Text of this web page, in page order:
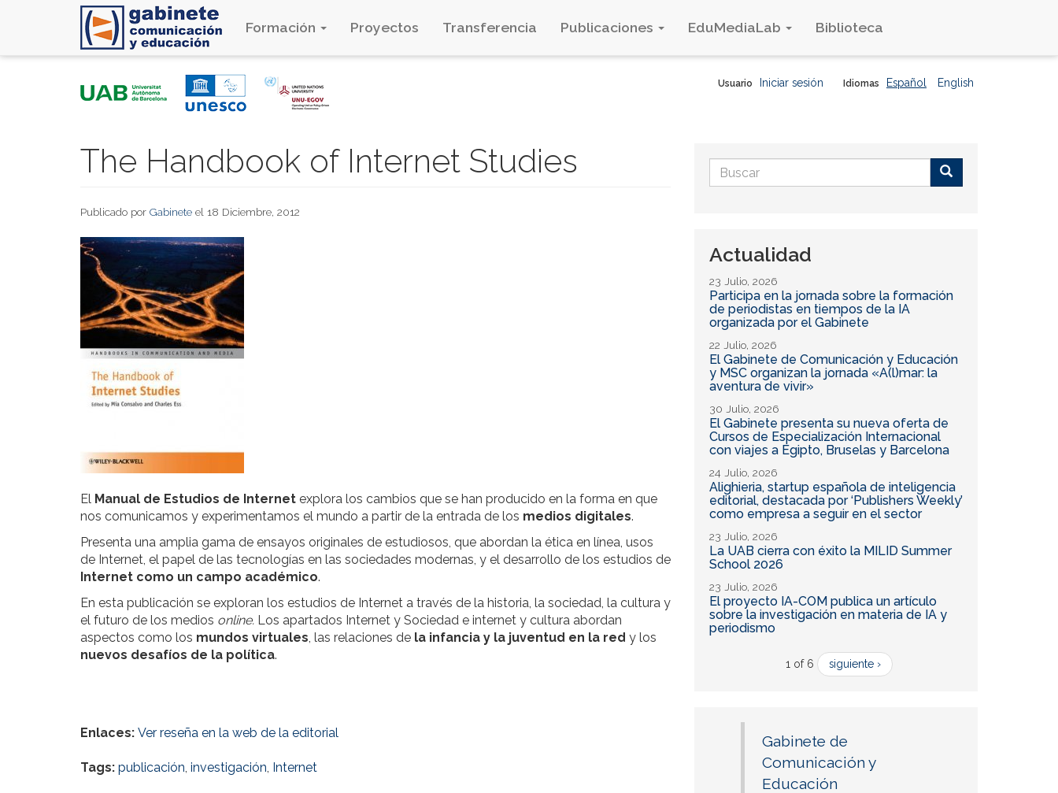
Formación Proyectos Transferencia Publicaciones EduMediaLab Biblioteca
Idiomas Español English
Usuario Iniciar sesión
The Handbook of Internet Studies
Publicado por Gabinete el 18 Diciembre, 2012
El Manual de Estudios de Internet explora los cambios que se han producido en la forma en que
nos comunicamos y experimentamos el mundo a partir de la entrada de los medios digitales.
Presenta una amplia gama de ensayos originales de estudiosos, que abordan la ética en línea, usos
de Internet, el papel de las tecnologías en las sociedades modernas, y el desarrollo de los estudios de
Internet como un campo académico.
En esta publicación se exploran los estudios de Internet a través de la historia, la sociedad, la cultura y
el futuro de los medios online. Los apartados Internet y Sociedad e internet y cultura abordan
aspectos como los mundos virtuales, las relaciones de la infancia y la juventud en la red y los
nuevos desafíos de la política.
Enlaces: Ver reseña en la web de la editorial
Tags: publicación, investigación, Internet
Formulario
de
Actualidad
23 Julio, 2026
Participa en la jornada sobre la formación
de periodistas en tiempos de la IA
organizada por el Gabinete
22 Julio, 2026
El Gabinete de Comunicación y Educación
y MSC organizan la jornada «A(l)mar: la
aventura de vivir»
30 Julio, 2026
El Gabinete presenta su nueva oferta de
Cursos de Especialización Internacional
con viajes a Egipto, Bruselas y Barcelona
24 Julio, 2026
Alighieria, startup española de inteligencia
editorial, destacada por ‘Publishers Weekly’
como empresa a seguir en el sector
23 Julio, 2026
La UAB cierra con éxito la MILID Summer
School 2026
23 Julio, 2026
El proyecto IA-COM publica un artículo
sobre la investigación en materia de IA y
periodismo
1 of 6 siguiente ›
Gabinete de
Comunicación y
Educación